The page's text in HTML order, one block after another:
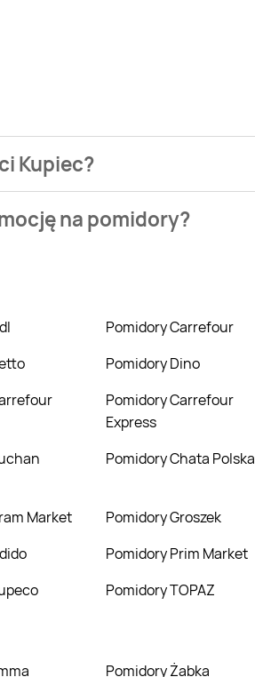
Kupiec?
na pomidory?
Pomidory Carrefour
Pomidory Dino
Pomidory Carrefour
Express
Pomidory Chata Polska
Market Pomidory Groszek
Pomidory Prim Market
Pomidory TOPAZ
Pomidory Żabka